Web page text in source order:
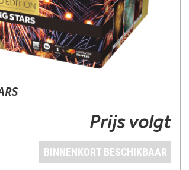
Prijs volgt
BINNENKORT BESCHIKBAAR